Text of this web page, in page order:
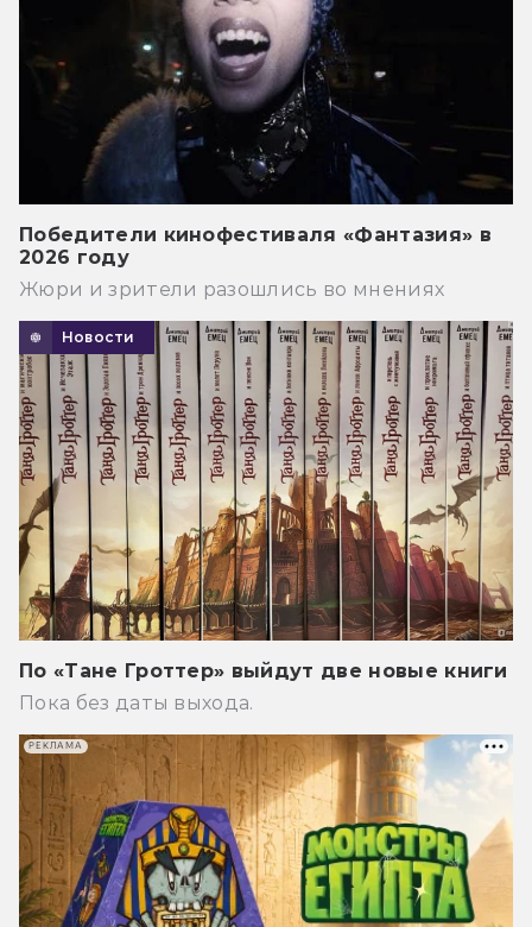
Победители кинофестиваля «Фантазия» в
2026 году
Жюри и зрители разошлись во мнениях
Новости
По «Тане Гроттер» выйдут две новые книги
Пока без даты выхода.
РЕКЛАМА